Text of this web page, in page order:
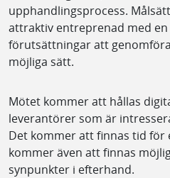
upphandlingsprocess.
attraktiv entreprenad med
förutsättningar att
möjliga sätt.
Mötet kommer att hållas
leverantörer som är
Det kommer att finnas tid för
kommer även att finnas
synpunkter i efterhand.